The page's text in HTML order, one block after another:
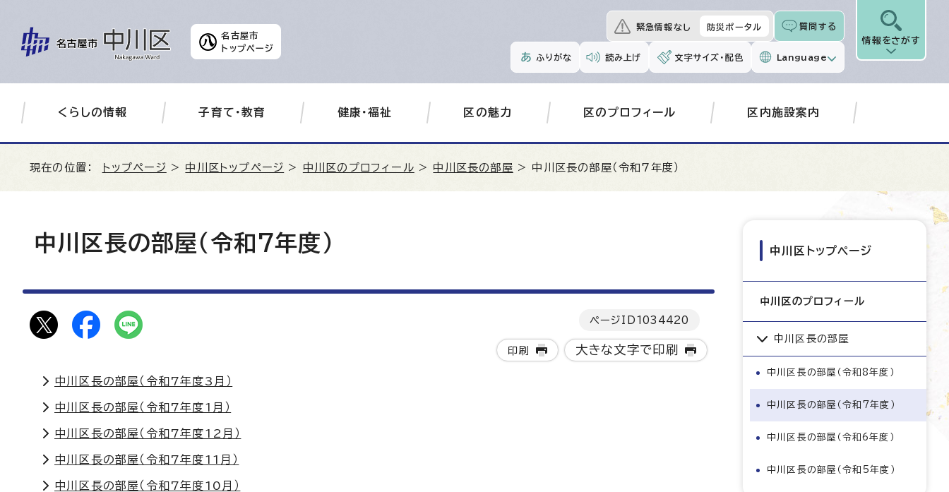
名古屋市
トップページ
緊急情報なし 防災ポータル 質問する
ふりがな 読み上げ 文字サイズ・配色 Language
情報をさがす
くらしの情報 子育て・教育 健康・福祉 区の魅力 区のプロフィール 区内施設案内
現在の位置： トップページ > 中川区トップページ > 中川区のプロフィール > 中川区長の部屋 > 中川区長の部屋（令和7年度）
中川区長の部屋（令和7年度）
ページID 1034420
印刷 大きな文字で印刷
中川区長の部屋（令和7年度3月）
中川区長の部屋（令和7年度1月）
中川区長の部屋（令和7年度12月）
中川区長の部屋（令和7年度11月）
中川区長の部屋（令和7年度10月）
中川区トップページ
中川区のプロフィール
中川区長の部屋
中川区長の部屋（令和8年度）
中川区長の部屋（令和7年度）
中川区長の部屋（令和6年度）
中川区長の部屋（令和5年度）